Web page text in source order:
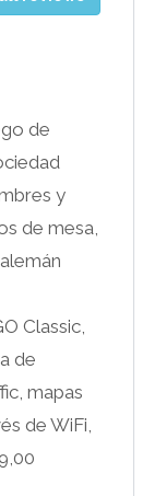
de
y
de mesa,
Classic,
de
mapas
de WiFi,